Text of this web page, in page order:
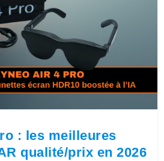
: les meilleures
qualité/prix en 2026